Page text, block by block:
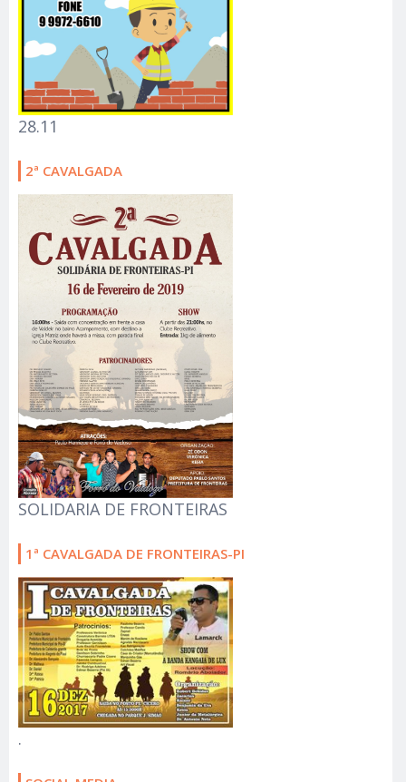
28.11
2ª CAVALGADA
SOLIDARIA DE FRONTEIRAS
1ª CAVALGADA DE FRONTEIRAS-PI
.